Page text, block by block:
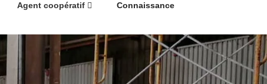
Agent coopératif Connaissance